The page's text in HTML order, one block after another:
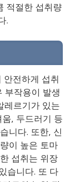
적절한 섭취량
.
안전하게 섭취
부작용이 발생
레르기가 있는
, 두드러기 등
니다. 또한, 신
이 높은 토마
섭취는 위장
습니다. 또 다